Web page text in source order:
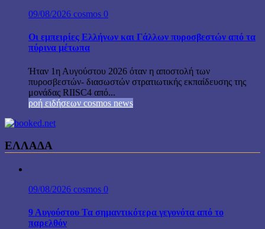
09/08/2026 cosmos 0
Οι εμπειρίες Ελλήνων και Γάλλων πυροσβεστών από τα
πύρινα μέτωπα
Ήταν 1η Αυγούστου 2026 όταν η αποστολή των
πυροσβεστών- διασωστών στρατιωτικής εκπαίδευσης της
μονάδας RIISC4 από...
ροή ειδήσεων cosmos news
ΕΛΛΑΔΑ
09/08/2026 cosmos 0
9 Αυγούστου Τα σημαντικότερα γεγονότα από το
παρελθόν